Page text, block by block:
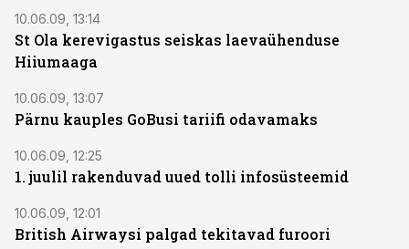
10.06.09, 13:14
St Ola kerevigastus seiskas laevaühenduse
Hiiumaaga
10.06.09, 13:07
Pärnu kauples GoBusi tariifi odavamaks
10.06.09, 12:25
1. juulil rakenduvad uued tolli infosüsteemid
10.06.09, 12:01
British Airwaysi palgad tekitavad furoori